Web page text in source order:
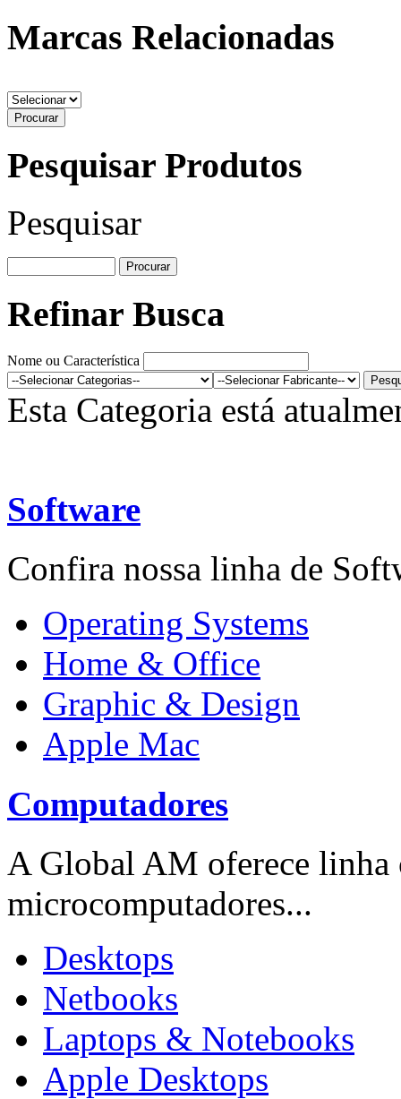
Marcas Relacionadas
Pesquisar Produtos
Pesquisar
Refinar Busca
Nome ou Característica
Esta Categoria está
Software
Confira nossa linha de
Operating Systems
Home & Office
Graphic & Design
Apple Mac
Computadores
A Global AM oferece linha
microcomputadores...
Desktops
Netbooks
Laptops & Notebooks
Apple Desktops